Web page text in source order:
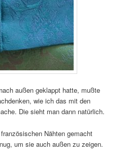
außen geklappt hatte, mußte
wie ich das mit den
Die sieht man dann natürlich.
Nähten gemacht
um sie auch außen zu zeigen.